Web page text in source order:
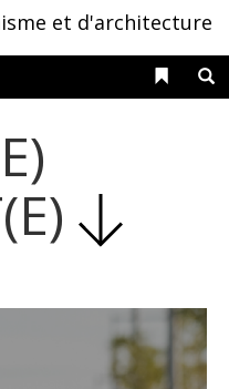
et d'architecture
Liens